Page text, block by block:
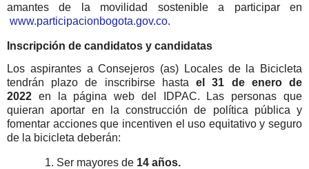
amantes de la movilidad sostenible a participar en
www.participacionbogota.gov.co.
Inscripción de candidatos y candidatas
Los aspirantes a Consejeros (as) Locales de la Bicicleta
tendrán plazo de inscribirse hastael 31 de enero de
2022 en la página web del IDPAC. Las personas que
quieran aportar en la construcción de política pública y
fomentar acciones que incentiven el uso equitativo y seguro
de la bicicleta deberán:
Ser mayores de 14 años.